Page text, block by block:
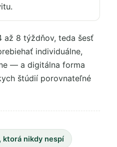
až 8 týždňov, teda šesť
individuálne,
— a digitálna forma
štúdií porovnateľné
ktorá nikdy nespí